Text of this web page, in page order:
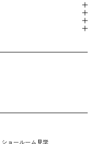
ショールーム見学